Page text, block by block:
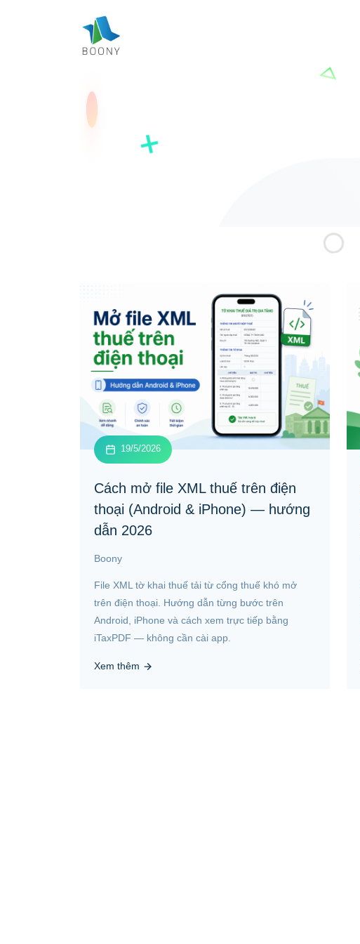
19/5/2026
Cách mở file XML thuế trên điện
thoại (Android & iPhone) — hướng
dẫn 2026
Boony
File XML tờ khai thuế tải từ cổng thuế khó mở
trên điện thoại. Hướng dẫn từng bước trên
Android, iPhone và cách xem trực tiếp bằng
iTaxPDF — không cần cài app.
Xem thêm